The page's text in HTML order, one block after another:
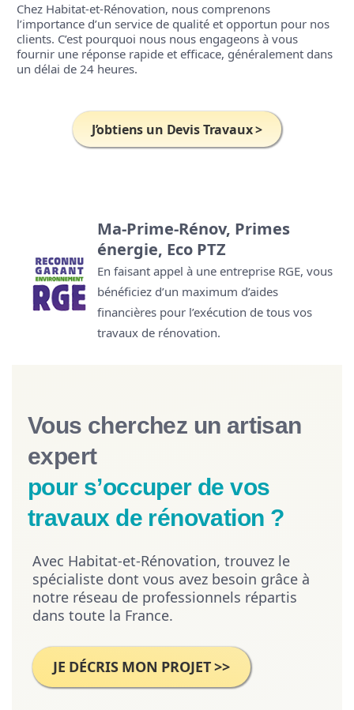
Chez Habitat-et-Rénovation, nous comprenons
l’importance d’un service de qualité et opportun pour nos
clients. C’est pourquoi nous nous engageons à vous
fournir une réponse rapide et efficace, généralement dans
un délai de 24 heures.
J’obtiens un Devis Travaux>
Ma-Prime-Rénov, Primes
énergie, Eco PTZ
En faisant appel à une entreprise RGE, vous
bénéficiez d’un maximum d’aides
financières pour l’exécution de tous vos
travaux de rénovation.
Vous cherchez un artisan
expert
pour s’occuper de vos
travaux de rénovation ?
Avec Habitat-et-Rénovation, trouvez le
spécialiste dont vous avez besoin grâce à
notre réseau de professionnels répartis
dans toute la France.
JE DÉCRIS MON PROJET >>